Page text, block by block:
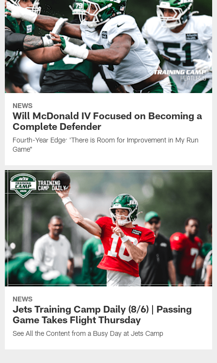
NEWS
Will McDonald IV Focused on Becoming a
Complete Defender
Fourth-Year Edge: 'There is Room for Improvement in My Run
Game"
NEWS
Jets Training Camp Daily (8/6) | Passing
Game Takes Flight Thursday
See All the Content from a Busy Day at Jets Camp